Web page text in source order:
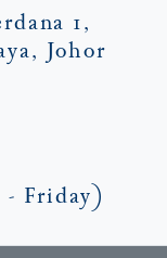
1,
Johor
- Friday)